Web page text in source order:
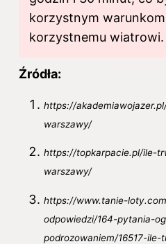
korzystnym
korzystnemu wiatrowi.
Źródła:
https://
warszawy/
https://topkarpacie.pl/ile-
warszawy/
https://www.tanie-
odpowiedzi/164-pytania-
podrozowaniem/16517-